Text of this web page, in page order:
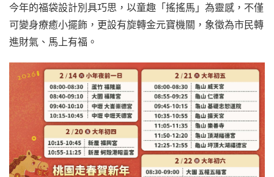
今年的福袋設計別具巧思，以童趣「搖搖馬」為靈感，不僅
可變身療癒小擺飾，更設有旋轉金元寶機關，象徵為市民轉
進財氣、馬上有福。